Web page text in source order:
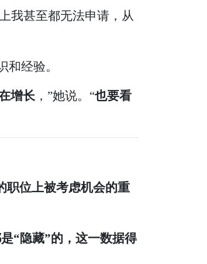
我甚至都无法申请，从
经验。
增长 ，”她说。“也要看
职位上被考虑机会的重
“隐藏”的，这一数据得